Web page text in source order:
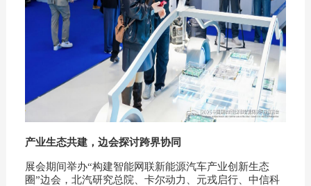
产业生态共建，边会探讨跨界协同
展会期间举办“构建智能网联新能源汽车产业创新生态
圈”边会，北汽研究总院、卡尔动力、元戎启行、中信科